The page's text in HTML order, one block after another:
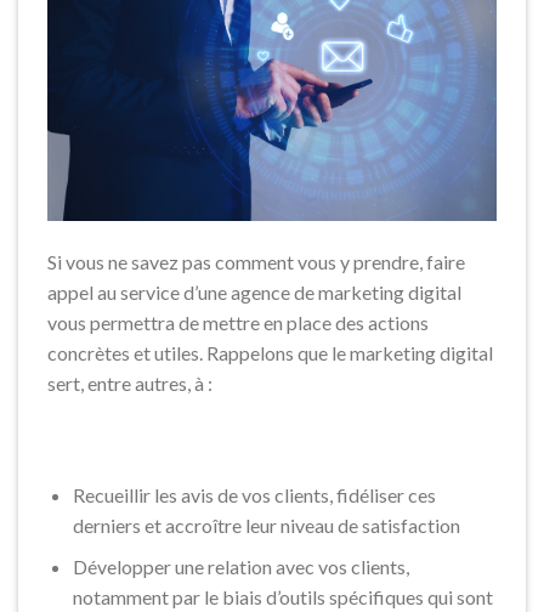
Si vous ne savez pas comment vous y prendre, faire
appel au service d’une agence de marketing digital
vous permettra de mettre en place des actions
concrètes et utiles. Rappelons que le marketing digital
sert, entre autres, à :
Recueillir les avis de vos clients, fidéliser ces
derniers et accroître leur niveau de satisfaction
Développer une relation avec vos clients,
notamment par le biais d’outils spécifiques qui sont